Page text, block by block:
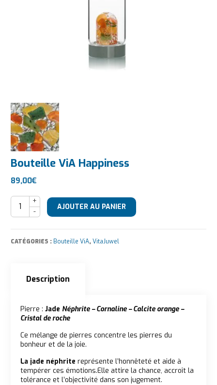
Bouteille ViA Happiness
89,00€
quantité de Bouteille ViA Happiness
AJOUTER AU PANIER
CATÉGORIES : Bouteille ViA,VitaJuwel
Description
Description
Pierre : Jade Néphrite – Cornaline – Calcite orange –
Cristal de roche
Ce mélange de pierres concentre les pierres du
bonheur et de la joie.
La jade néphrite représente l’honnêteté et aide à
tempérer ces émotions.Elle attire la chance, accroît la
tolérance et l’objectivité dans son jugement.